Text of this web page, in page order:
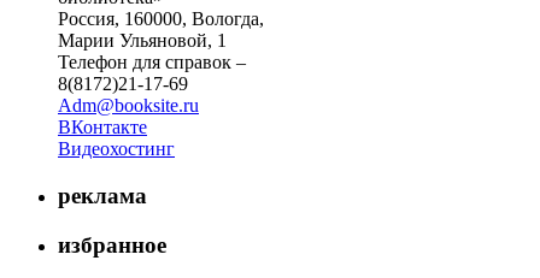
Россия, 160000, Вологда,
Марии Ульяновой, 1
Телефон для справок –
8(8172)21-17-69
Adm@booksite.ru
ВКонтакте
Видеохостинг
реклама
избранное